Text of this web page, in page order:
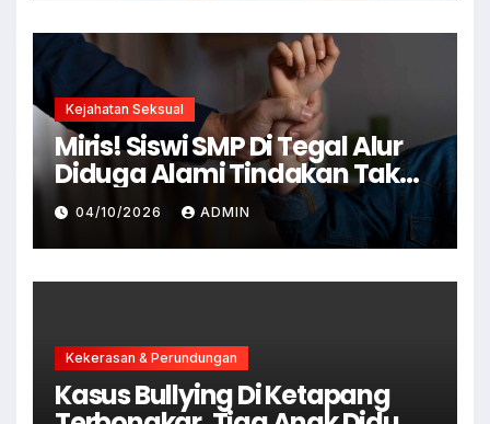
Kejahatan Seksual
Miris! Siswi SMP Di Tegal Alur
Diduga Alami Tindakan Tak
Senonoh Di Sekolah
04/10/2026 ADMIN
Kekerasan & Perundungan
Kasus Bullying Di Ketapang